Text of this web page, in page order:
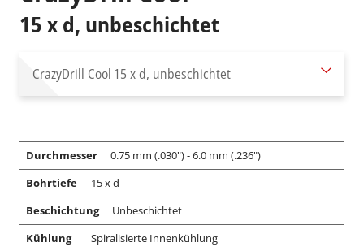
15 x d, unbeschichtet
CrazyDrill Cool 15 x d, unbeschichtet
Durchmesser
0.75 mm (.030") - 6.0 mm (.236")
Bohrtiefe
15 x d
Beschichtung
Unbeschichtet
Kühlung
Spiralisierte Innenkühlung